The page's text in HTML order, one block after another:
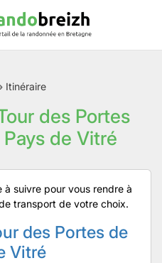
Itinéraire
des Portes
de Vitré
à suivre pour vous rendre à
transport de votre choix.
des Portes de
Vitré